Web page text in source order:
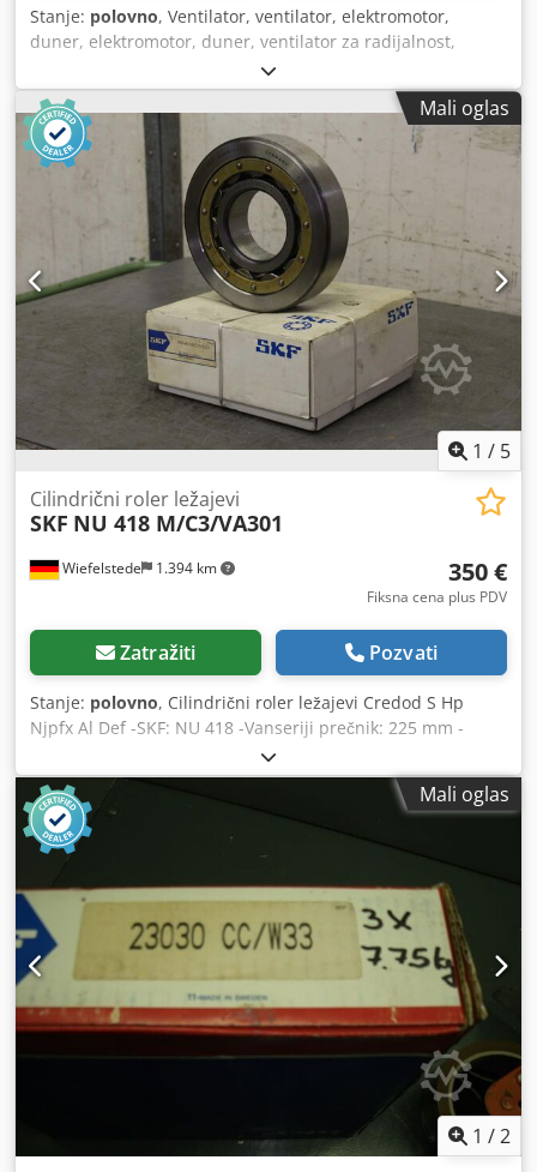
Stanje: polovno, Ventilator, ventilator, elektromotor,
duner, elektromotor, duner, ventilator za radijalnost,
ventilator za ventilaciju za hitne slučajeve, ventilator za
gasove -Brzina: 1770 rpm -Snaga: 3.10 kW -Prečnik
ventilatora: 520 mm -Klasa zaštite: IP54 -Dimenzije:
670/360/H670 mm -Težina: 41 kg Csdpfxjfdvp Hj Al Djrf
Mali oglas
1 / 5
Wiefelstede 1.394 km
Cilindrični roler ležajevi
SKF NU 418 M/C3/VA301
350 €
Fiksna cena plus PDV
Zatražiti Pozvati
Stanje: polovno, Cilindrični roler ležajevi Credod S Hp
Njpfx Al Def -SKF: NU 418 -Vanseriji prečnik: 225 mm -
Unutrašnji prečnik: 90 mm -Širina: 54 mm -Cena: po
komadu -Broj: 2 komada -Težina: 11,9 kg/komad
Mali oglas
1 /2